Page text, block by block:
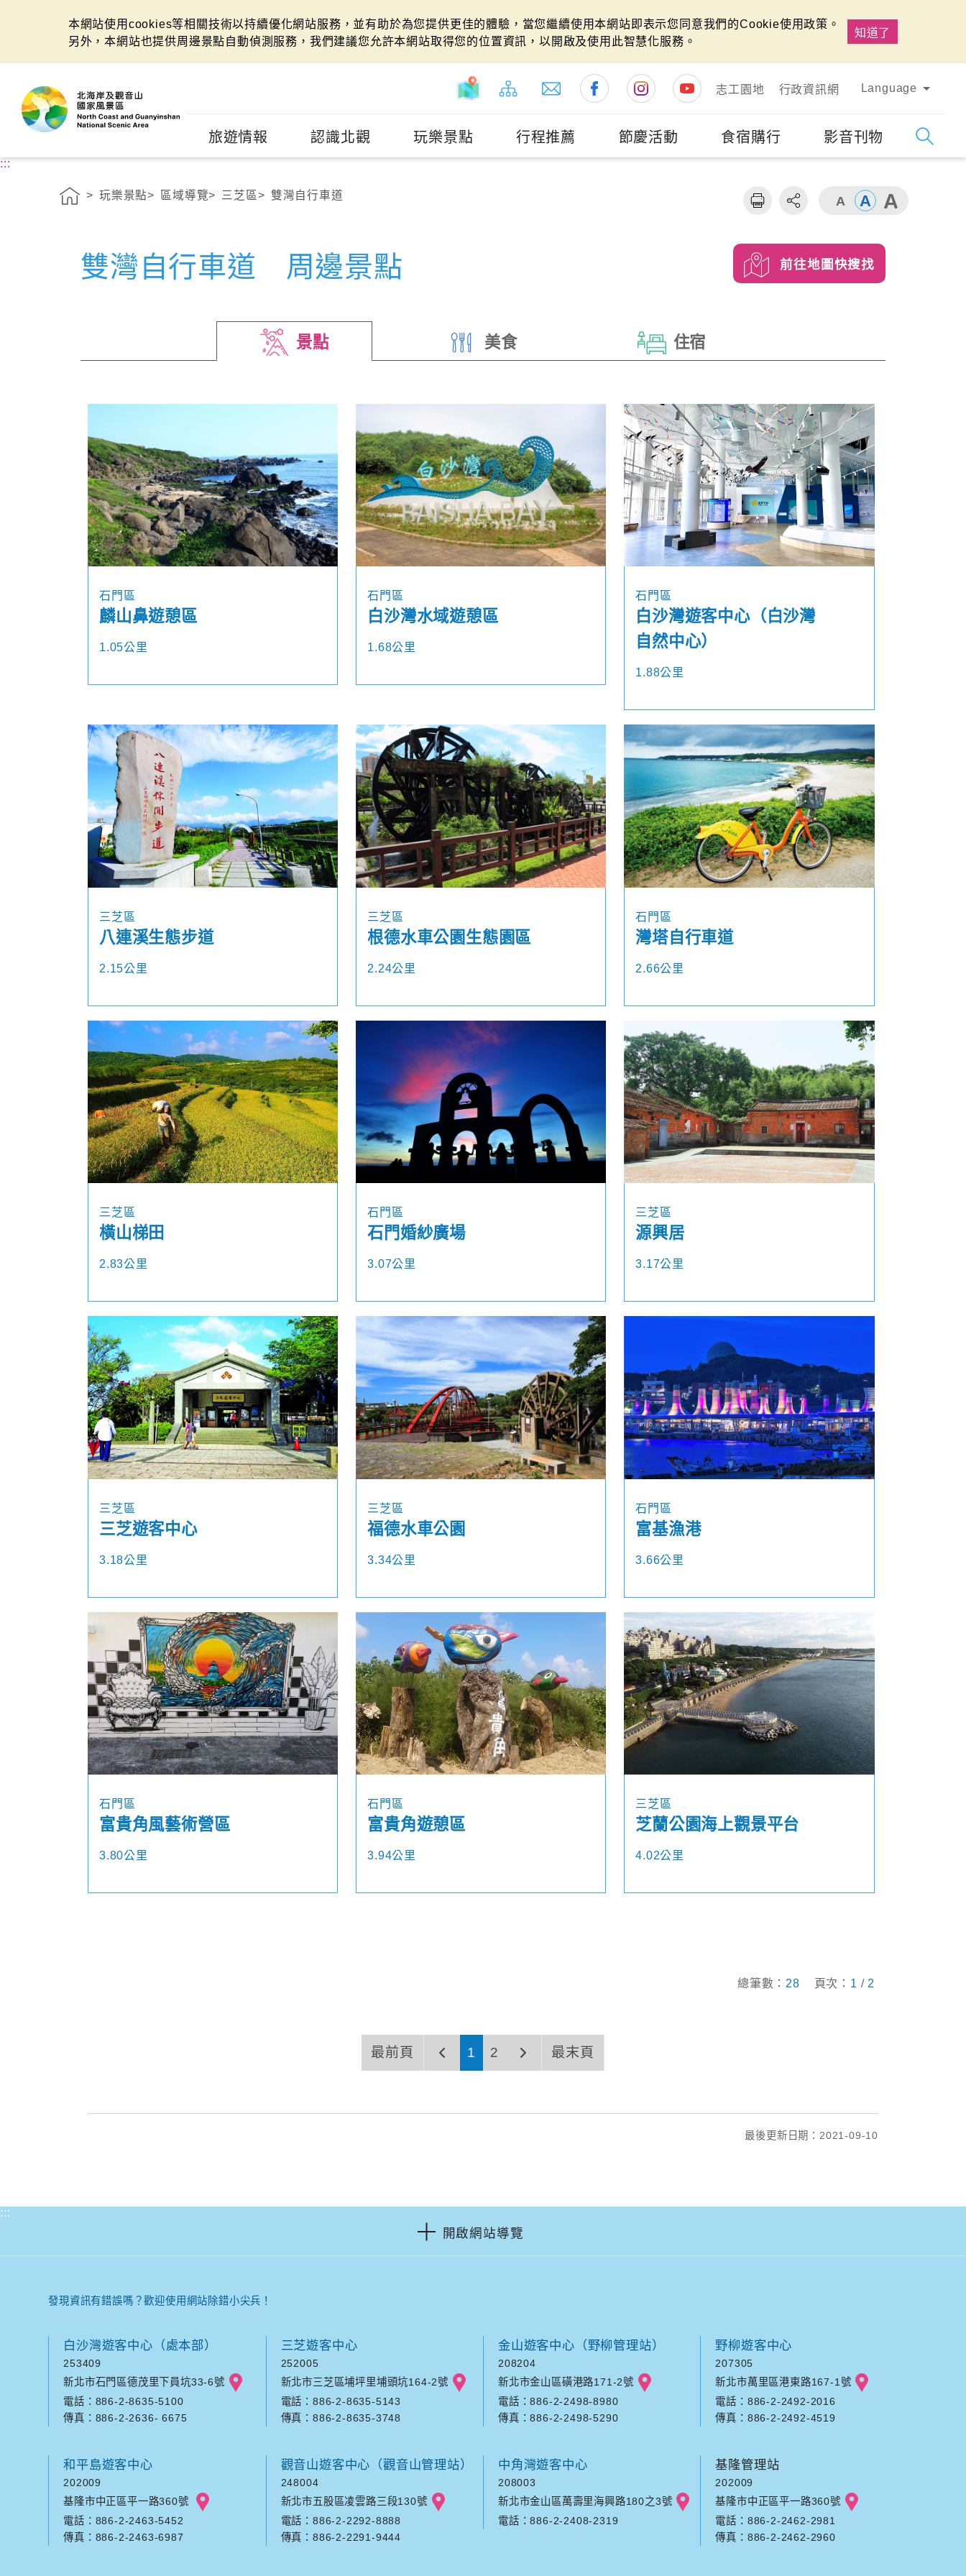
本網站使用cookies等相關技術以持續優化網站服務，並有助於為您提供更佳的體驗，當您繼續使用本網站即表示您同意我們的Cookie使用政策。
另外，本網站也提供周邊景點自動偵測服務，我們建議您允許本網站取得您的位置資訊，以開啟及使用此智慧化服務。
知道了
志工園地
行政資訊網 Language
旅遊情報 認識北觀 玩樂景點 行程推薦 節慶活動 食宿購行 影音刊物
:::
玩樂景點 區域導覽 三芝區 雙灣自行車道
雙灣自行車道 周邊景點 前往地圖快搜找
景點 美食 住宿
石門區
麟山鼻遊憩區
1.05公里
石門區
白沙灣水域遊憩區
1.68公里
石門區
白沙灣遊客中心（白沙灣
自然中心）
1.88公里
三芝區
八連溪生態步道
2.15公里
三芝區
根德水車公園生態園區
2.24公里
石門區
灣塔自行車道
2.66公里
三芝區
橫山梯田
2.83公里
石門區
石門婚紗廣場
3.07公里
三芝區
源興居
3.17公里
三芝區
三芝遊客中心
3.18公里
三芝區
福德水車公園
3.34公里
石門區
富基漁港
3.66公里
石門區
富貴角風藝術營區
3.80公里
石門區
富貴角遊憩區
3.94公里
三芝區
芝蘭公園海上觀景平台
4.02公里
總筆數： 28 頁次： 1 / 2
最前頁 1 2 最末頁
最後更新日期：2021-09-10
:::
開啟網站導覽
發現資訊有錯誤嗎？歡迎使用網站除錯小尖兵！
白沙灣遊客中心（處本部）
253409
新北市石門區德茂里下員坑33-6號
電話：886-2-8635-5100
傳真：886-2-2636- 6675
三芝遊客中心
252005
新北市三芝區埔坪里埔頭坑164-2號
電話：886-2-8635-5143
傳真：886-2-8635-3748
金山遊客中心（野柳管理站）
208204
新北市金山區磺港路171-2號
電話：886-2-2498-8980
傳真：886-2-2498-5290
野柳遊客中心
207305
新北市萬里區港東路167-1號
電話：886-2-2492-2016
傳真：886-2-2492-4519
和平島遊客中心
202009
基隆市中正區平一路360號
電話：886-2-2463-5452
傳真：886-2-2463-6987
觀音山遊客中心（觀音山管理站）
248004
新北市五股區凌雲路三段130號
電話：886-2-2292-8888
傳真：886-2-2291-9444
中角灣遊客中心
208003
新北市金山區萬壽里海興路180之3號
電話：886-2-2408-2319
基隆管理站
202009
基隆市中正區平一路360號
電話：886-2-2462-2981
傳真：886-2-2462-2960